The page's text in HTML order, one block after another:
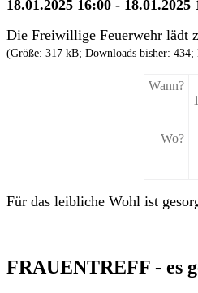
18.01.2025 16:00 - 18.01.2025
Die Freiwillige Feuerwehr lädt
(Größe: 317 kB; Downloads bisher:
Wann?
Wo?
Für das leibliche Wohl ist
FRAUENTREFF - es